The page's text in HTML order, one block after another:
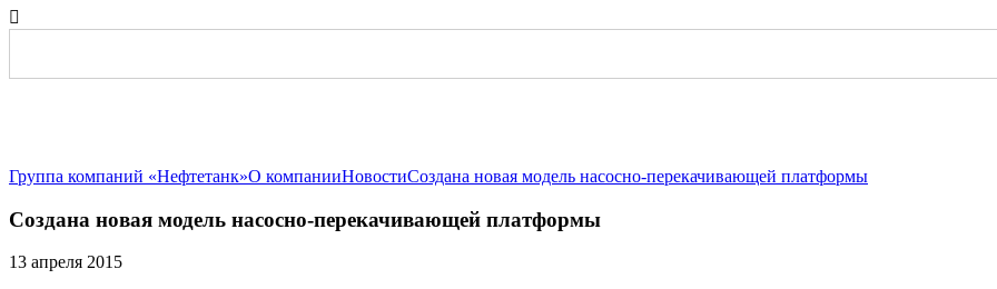

Группа компаний «Нефтетанк»О компанииНовостиСоздана новая модель насосно-перекачивающей платформы
Создана новая модель насосно-перекачивающей платформы
13 апреля 2015